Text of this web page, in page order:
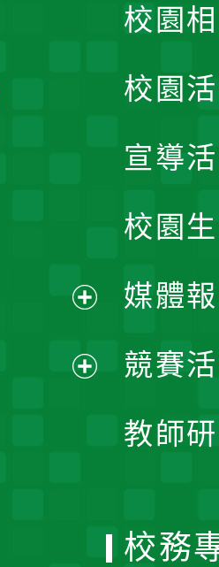
校園
校園
宣導
校園
媒體
競賽
教師
開
校務